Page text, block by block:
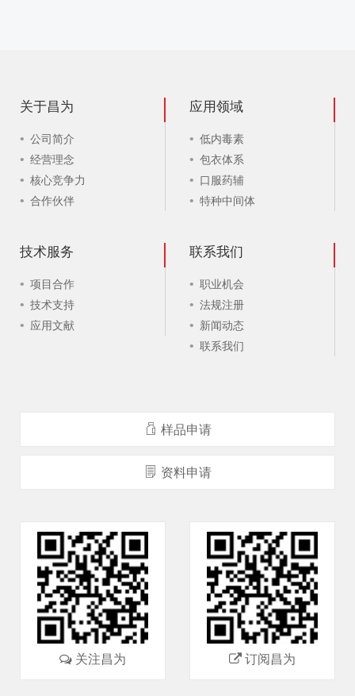
关于昌为
公司简介
经营理念
核心竞争力
合作伙伴
应用领域
低内毒素
包衣体系
口服药辅
特种中间体
技术服务
项目合作
技术支持
应用文献
联系我们
职业机会
法规注册
新闻动态
联系我们
样品申请
资料申请
关注昌为 订阅昌为